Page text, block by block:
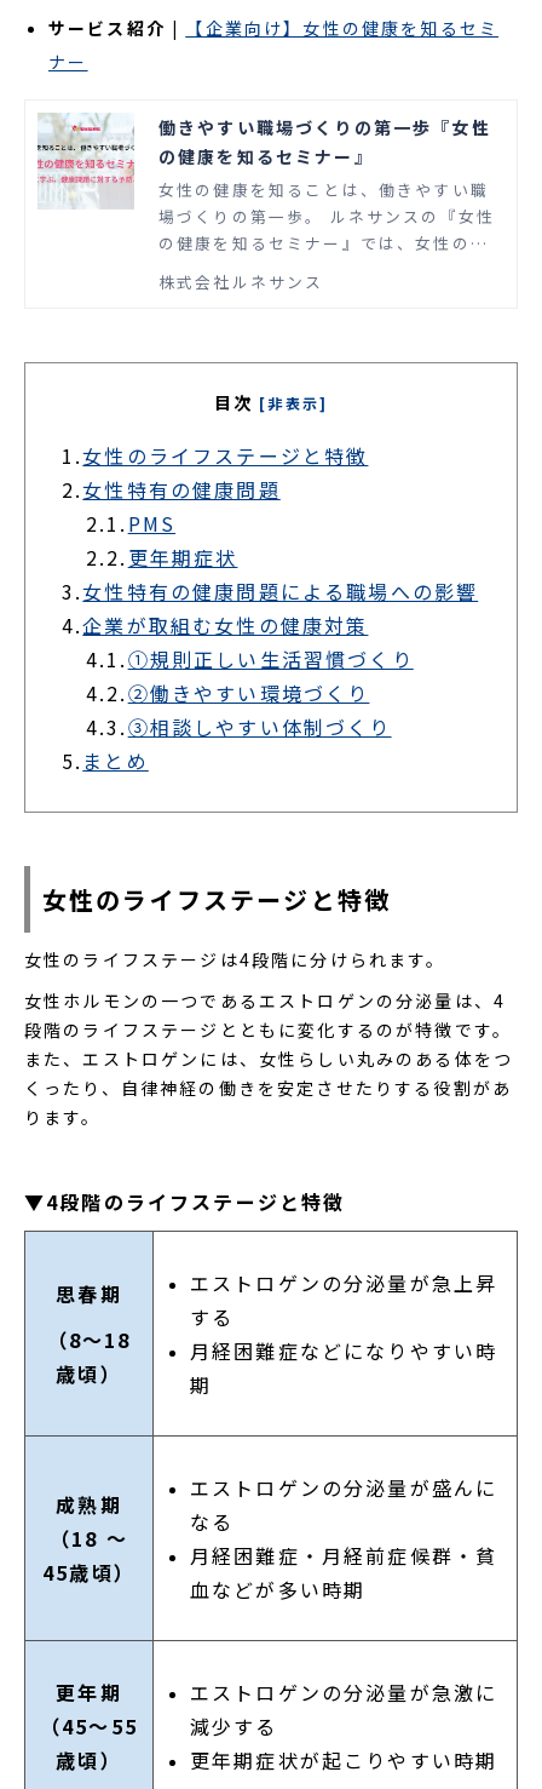
サービス紹介 |
【企業向け】女性の健康を知るセミ
ナー
働きやすい職場づくりの第一歩『女性
の健康を知るセミナー』
女性の健康を知ることは、働きやすい職
場づくりの第一歩。 ルネサンスの『女性
の健康を知るセミナー』では、女性のラ
イフステージに合わせた健康課題対策を
学べます。働く女性の増加とライフスタ
株式会社ルネサンス
目次 [非表示]
1.女性のライフステージと特徴
2.女性特有の健康問題
2.1. PMS
2.2. 更年期症状
3.女性特有の健康問題による職場への影響
4.企業が取組む女性の健康対策
4.1.①規則正しい生活習慣づくり
4.2.②働きやすい環境づくり
4.3.③相談しやすい体制づくり
5. まとめ
女性のライフステージと特徴
女性のライフステージは4段階に分けられます。
女性ホルモンの一つであるエストロゲンの分泌量は、4
段階のライフステージとともに変化するのが特徴です。
また、エストロゲンには、女性らしい丸みのある体をつ
くったり、自律神経の働きを安定させたりする役割があ
ります。
▼4段階のライフステージと特徴
思春期
（8～18
歳頃）
エストロゲンの分泌量が急上昇
する
月経困難症などになりやすい時
期
成熟期
（18 ～
45歳頃）
エストロゲンの分泌量が盛んに
なる
月経困難症・月経前症候群・貧
血などが多い時期
更年期
（45～55
歳頃）
エストロゲンの分泌量が急激に
減少する
更年期症状が起こりやすい時期